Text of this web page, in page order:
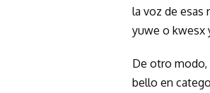
la voz de esas
yuwe o kwesx
De otro modo,
bello en